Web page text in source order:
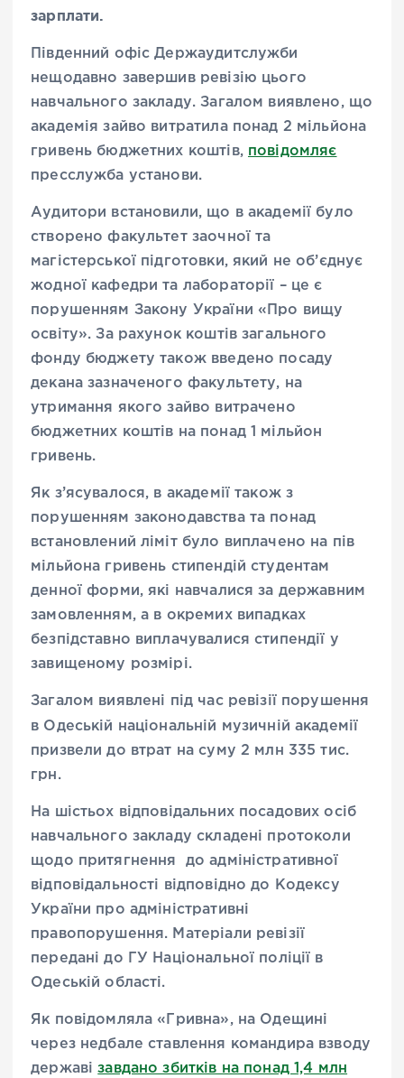
зарплати.
Південний офіс Держаудитслужби
нещодавно завершив ревізію цього
навчального закладу. Загалом виявлено, що
академія зайво витратила понад 2 мільйона
гривень бюджетних коштів, повідомляє
пресслужба установи.
Аудитори встановили, що в академії було
створено факультет заочної та
магістерської підготовки, який не об’єднує
жодної кафедри та лабораторії – це є
порушенням Закону України «Про вищу
освіту». За рахунок коштів загального
фонду бюджету також введено посаду
декана зазначеного факультету, на
утримання якого зайво витрачено
бюджетних коштів на понад 1 мільйон
гривень.
Як з’ясувалося, в академії також з
порушенням законодавства та понад
встановлений ліміт було виплачено на пів
мільйона гривень стипендій студентам
денної форми, які навчалися за державним
замовленням, а в окремих випадках
безпідставно виплачувалися стипендії у
завищеному розмірі.
Загалом виявлені під час ревізії порушення
в Одеській національній музичній академії
призвели до втрат на суму 2 млн 335 тис.
грн.
На шістьох відповідальних посадових осіб
навчального закладу складені протоколи
щодо притягнення до адміністративної
відповідальності відповідно до Кодексу
України про адміністративні
правопорушення. Матеріали ревізії
передані до ГУ Національної поліції в
Одеській області.
Як повідомляла «Гривна», на Одещині
через недбале ставлення командира взводу
державізавдано збитків на понад 1,4 млн